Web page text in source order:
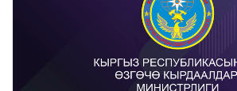
Номерди тандоо
Жаңылыктар